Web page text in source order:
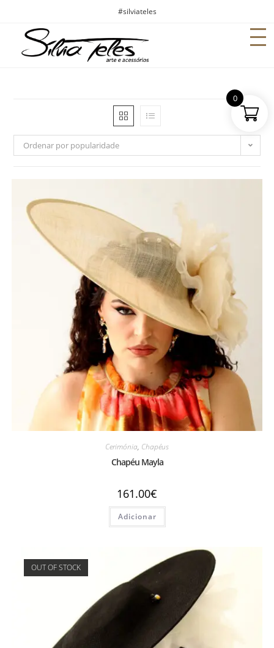
#silviateles
Ordenar por popularidade
Cerimónia, Chapéus
Chapéu Mayla
161.00€
Adicionar
OUT OF STOCK
0